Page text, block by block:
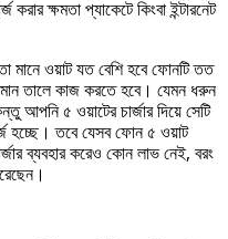
ক্ষমতা প্যাকেটে কিংবা ইন্টারনেট
মানে ওয়াট যত বেশি হবে ফোনটি তত
তালে কাজ করতে হবে। যেমন ধরুন
আপনি ৫ ওয়াটের চার্জার দিয়ে সেটি
হচ্ছে। তবে যেসব ফোন ৫ ওয়াট
ব্যবহার করেও কোন লাভ নেই, বরং